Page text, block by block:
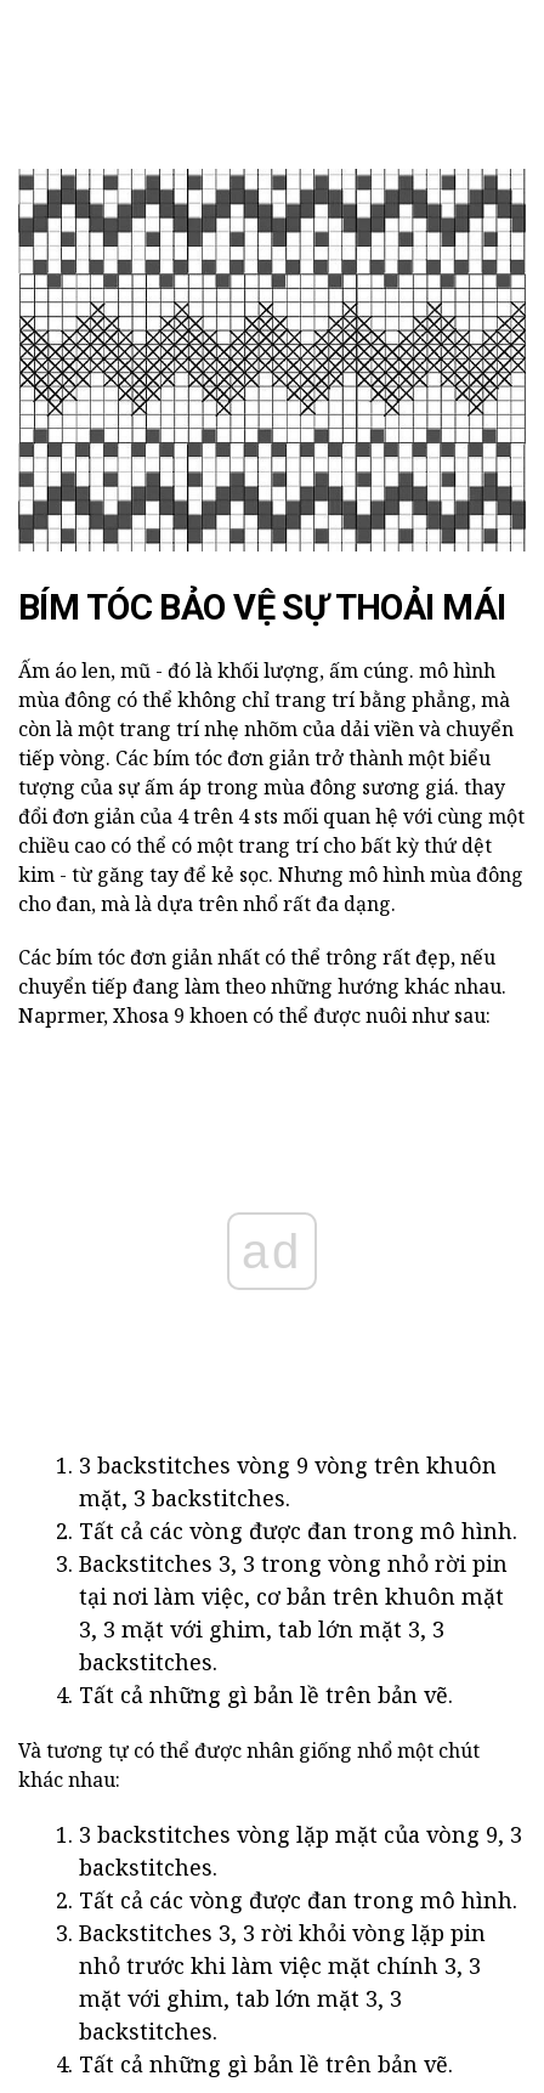
BÍM TÓC BẢO VỆ SỰ THOẢI MÁI
Ấm áo len, mũ - đó là khối lượng, ấm cúng. mô hình
mùa đông có thể không chỉ trang trí bằng phẳng, mà
còn là một trang trí nhẹ nhõm của dải viền và chuyển
tiếp vòng. Các bím tóc đơn giản trở thành một biểu
tượng của sự ấm áp trong mùa đông sương giá. thay
đổi đơn giản của 4 trên 4 sts mối quan hệ với cùng một
chiều cao có thể có một trang trí cho bất kỳ thứ dệt
kim - từ găng tay để kẻ sọc. Nhưng mô hình mùa đông
cho đan, mà là dựa trên nhổ rất đa dạng.
Các bím tóc đơn giản nhất có thể trông rất đẹp, nếu
chuyển tiếp đang làm theo những hướng khác nhau.
Naprmer, Xhosa 9 khoen có thể được nuôi như sau:
ad
3 backstitches vòng 9 vòng trên khuôn
mặt, 3 backstitches.
Tất cả các vòng được đan trong mô hình.
Backstitches 3, 3 trong vòng nhỏ rời pin
tại nơi làm việc, cơ bản trên khuôn mặt
3, 3 mặt với ghim, tab lớn mặt 3, 3
backstitches.
Tất cả những gì bản lề trên bản vẽ.
Và tương tự có thể được nhân giống nhổ một chút
khác nhau:
3 backstitches vòng lặp mặt của vòng 9, 3
backstitches.
Tất cả các vòng được đan trong mô hình.
Backstitches 3, 3 rời khỏi vòng lặp pin
nhỏ trước khi làm việc mặt chính 3, 3
mặt với ghim, tab lớn mặt 3, 3
backstitches.
Tất cả những gì bản lề trên bản vẽ.